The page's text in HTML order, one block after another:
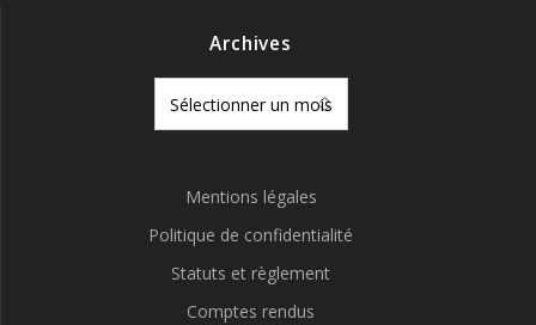
Archives
Mentions légales
Politique de confidentialité
Statuts et règlement
Comptes rendus